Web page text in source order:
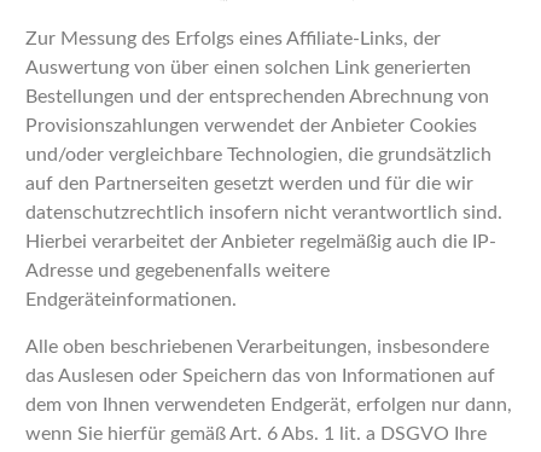
Zur Messung des Erfolgs eines Affiliate-Links, der
Auswertung von über einen solchen Link generierten
Bestellungen und der entsprechenden Abrechnung von
Provisionszahlungen verwendet der Anbieter Cookies
und/oder vergleichbare Technologien, die grundsätzlich
auf den Partnerseiten gesetzt werden und für die wir
datenschutzrechtlich insofern nicht verantwortlich sind.
Hierbei verarbeitet der Anbieter regelmäßig auch die IP-
Adresse und gegebenenfalls weitere
Endgeräteinformationen.
Alle oben beschriebenen Verarbeitungen, insbesondere
das Auslesen oder Speichern das von Informationen auf
dem von Ihnen verwendeten Endgerät, erfolgen nur dann,
wenn Sie hierfür gemäß Art. 6 Abs. 1 lit. a DSGVO Ihre